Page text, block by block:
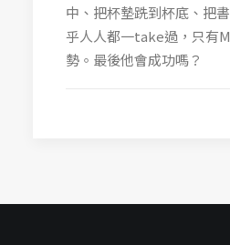
中、把杯墊跣到杯底、把
乎人人都一take過，只有
勢。最後他會成功嗎？